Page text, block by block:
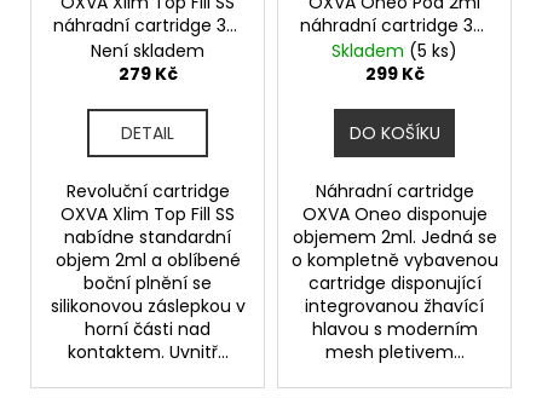
náhradní cartridge 3ks
odpor 1,2ohm
Není skladem
279 Kč
DETAIL
Revoluční cartridge
OXVA Xlim Top Fill SS
nabídne standardní
objem 2ml a oblíbené
boční plnění se
silikonovou záslepkou v
horní části nad
kontaktem. Uvnitř...
náhradní cartridge 3ks
odpor 0,4ohm
Skladem (5 ks)
299 Kč
DO KOŠÍKU
Náhradní cartridge
OXVA Oneo disponuje
objemem 2ml. Jedná se
o kompletně vybavenou
cartridge disponující
integrovanou žhavící
hlavou s moderním
mesh pletivem...